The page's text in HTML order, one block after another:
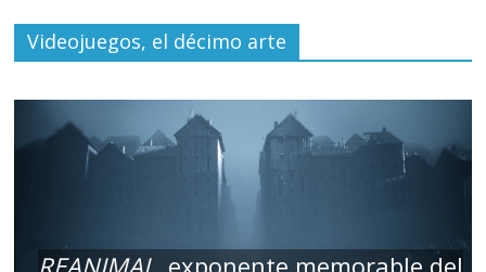
Videojuegos, el décimo arte